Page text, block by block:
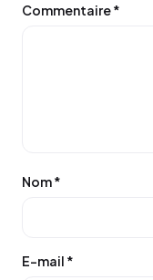
Commentaire*
Nom*
E-mail *